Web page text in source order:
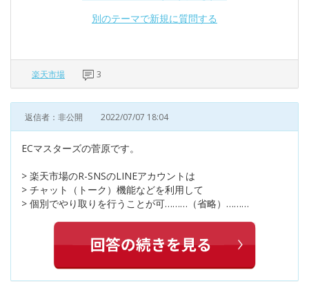
別のテーマで新規に質問する
楽天市場 3
返信者：非公開 2022/07/07 18:04
ECマスターズの菅原です。
> 楽天市場のR-SNSのLINEアカウントは
> チャット（トーク）機能などを利用して
> 個別でやり取りを行うことが可………（省略）………